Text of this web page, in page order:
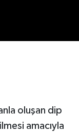
oluşan dip
amacıyla